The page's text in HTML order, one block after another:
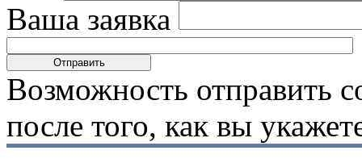
Ваша заявка
Возможность отправить
после того, как вы